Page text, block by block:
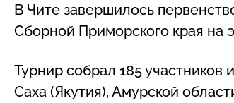
В Чите завершилось
Сборной Приморского края на
Турнир собрал 185 участников
Саха (Якутия), Амурской